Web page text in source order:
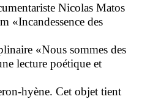
Nicolas Matos
«Incandessence des
«Nous sommes des
lecture poétique et
hyène. Cet objet tient